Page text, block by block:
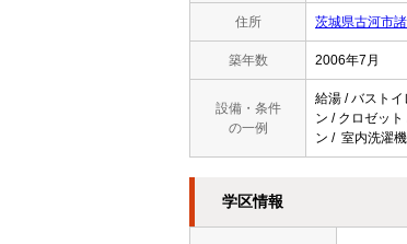
住所 茨城県古河市諸
築年数 2006年7月
設備・条件
の一例
給湯 / バスト
ン / クロゼッ
ン / 室内洗濯
学区情報